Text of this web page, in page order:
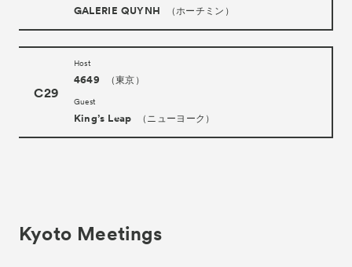
GALERIE QUYNH （ホーチミン）
C29
Host
4649 （東京）
Guest
King’s Leap （ニューヨーク）
Kyoto Meetings